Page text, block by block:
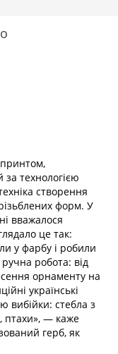
принтом,
технологією
створення
форм. У
вважалося
це так:
у фарбу і робили
робота: від
орнаменту на
українські
вибійки: стебла з
птахи», — каже
герб, як